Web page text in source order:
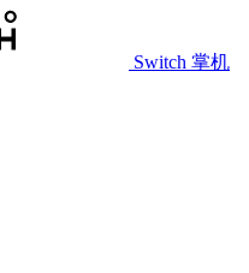
Switch 掌机